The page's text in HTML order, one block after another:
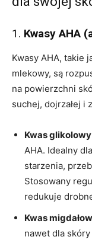
1. Kwasy AHA
Kwasy AHA, takie
mlekowy, są
na powierzchni
suchej, dojrzałej i
Kwas glikolowy
AHA. Idealny
starzenia,
Stosowany
redukuje
Kwas
nawet dla